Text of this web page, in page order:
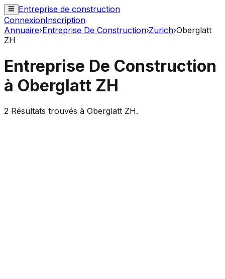
Entreprise de construction
ConnexionInscription
Annuaire›Entreprise De Construction›Zurich›Oberglatt
ZH
Entreprise De Construction
à Oberglatt ZH
2 Résultats trouvés à Oberglatt ZH.